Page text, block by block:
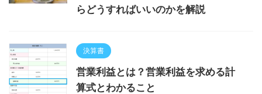
らどうすればいいのかを解説
決算書
営業利益とは？営業利益を求める計
算式とわかること